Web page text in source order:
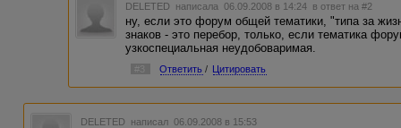
DELETED написала 06.09.2008 в 14:24 в ответ на #2
ну, если это форум общей тематики, "типа за
знаков - это перебор, только, если тематика
узкоспециальная неудобоваримая.
#3 Ответить / Цитировать
DELETED написал 06.09.2008 в 15:53